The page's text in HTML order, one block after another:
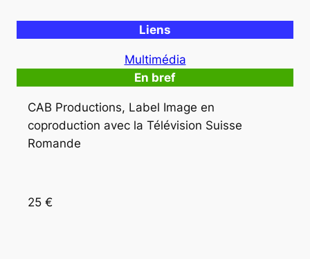
Liens
Multimédia
En bref
CAB Productions, Label Image en
coproduction avec la Télévision Suisse
Romande
25 €